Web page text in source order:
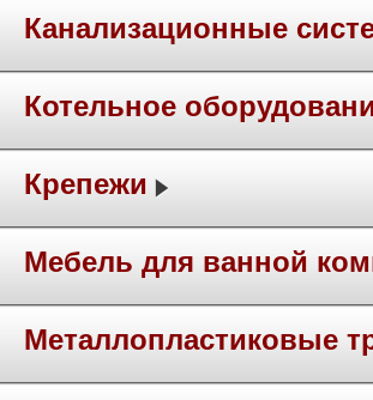
Канализационные
Котельное
Крепежи
Мебель для ванной
Металлопластиковые